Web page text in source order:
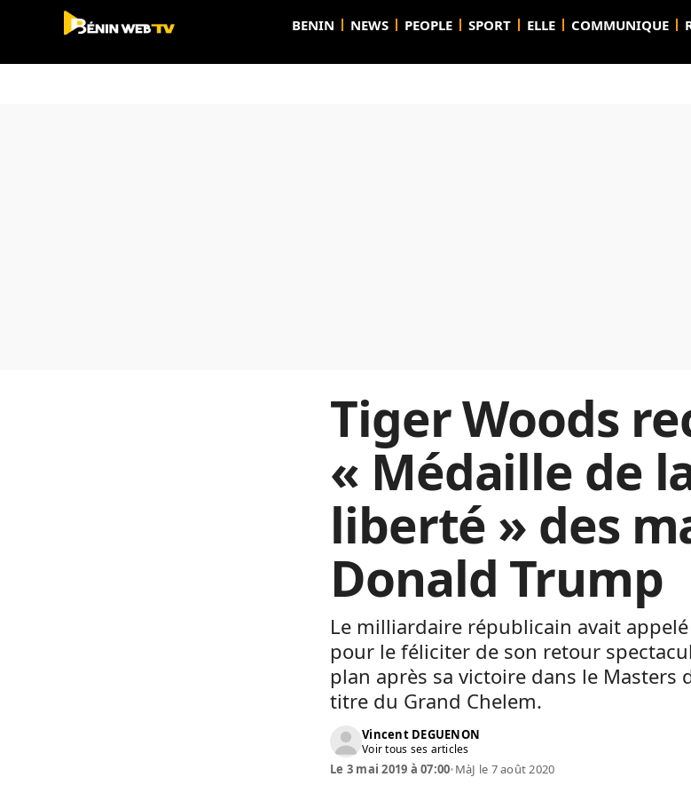
BENIN NEWS PEOPLE SPORT ELLE COMMUNIQUE
Tiger Woods
« Médaille de
liberté » des
Donald Trump
Le milliardaire républicain avait
pour le féliciter de son retour
plan après sa victoire dans le Masters
titre du Grand Chelem.
Vincent DEGUENON
Voir tous ses articles
Le 3 mai 2019 à 07:00•MàJ le 7 août 2020